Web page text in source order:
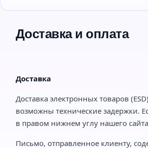
Доставка и оплата
Доставка
Доставка электронных товаров
возможны технические задержки.
в правом нижнем углу нашего
Письмо, отправленное клиенту,